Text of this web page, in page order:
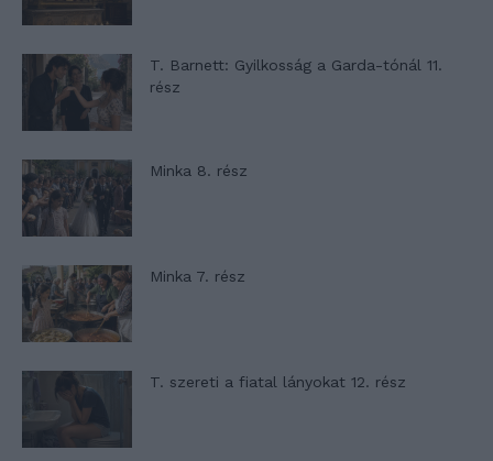
T. Barnett: Gyilkosság a Garda-tónál 11.
rész
Minka 8. rész
Minka 7. rész
T. szereti a fiatal lányokat 12. rész